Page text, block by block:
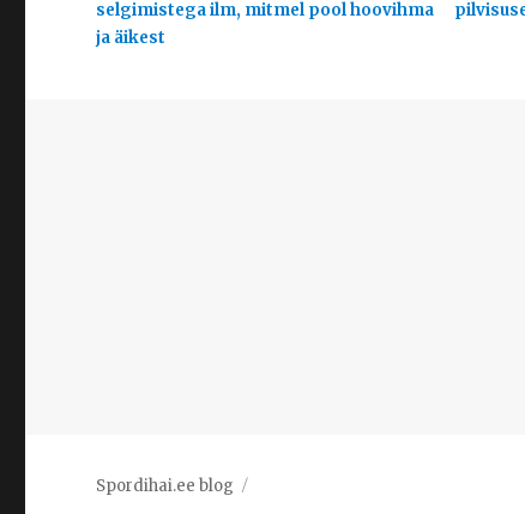
selgimistega ilm, mitmel pool hoovihma
ja äikest
Spordihai.ee blog